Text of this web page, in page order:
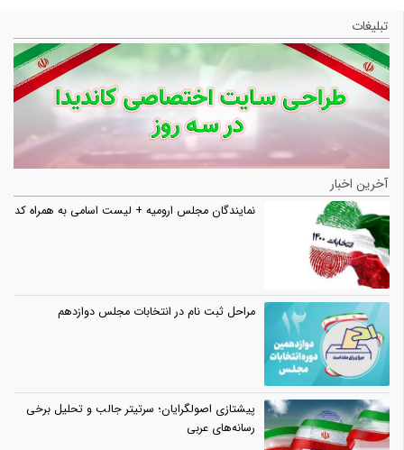
تبلیغات
آخرین اخبار
نمایندگان مجلس ارومیه + لیست اسامی به همراه کد
مراحل ثبت نام در انتخابات مجلس دوازدهم
پیشتازی اصولگرایان؛ سرتیتر جالب و تحلیل برخی
رسانه‌های عربی